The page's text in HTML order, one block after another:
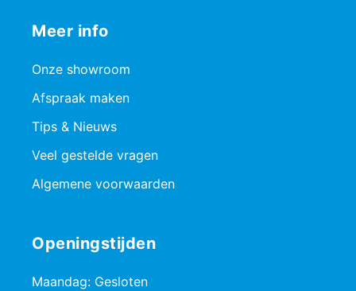
Meer info
Onze showroom
Afspraak maken
Tips & Nieuws
Veel gestelde vragen
Algemene voorwaarden
Openingstijden
Maandag: Gesloten